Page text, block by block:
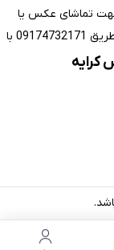
تماشای عکس یا
فیلم کالای موردنظرتان، راهنمایی و مشاوره خرید از طریق 09174732171 با
کرایه